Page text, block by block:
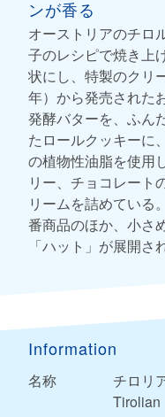
ンが香る
オーストリアのチロ
子のレシピで焼き上
状にし、特製のクリ
年）から発売された
発酵バターを、ふん
たロールクッキーに
の植物性油脂を使用
リー、チョコレート
リームを詰めている
番商品のほか、小さ
「ハット」が展開さ
Information
名称
チロリ
Tirolian